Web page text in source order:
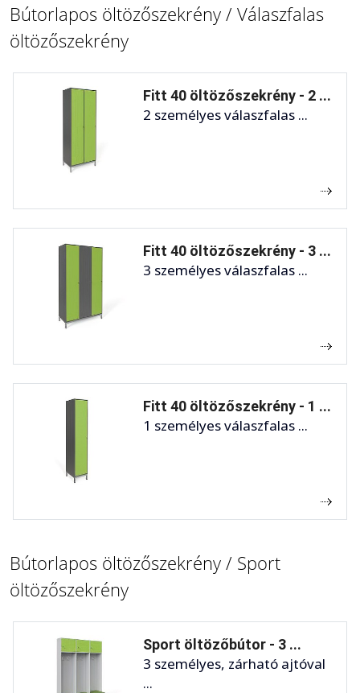
Bútorlapos öltözőszekrény / Válaszfalas
öltözőszekrény
Fitt 40 öltözőszekrény - 2 ...
2 személyes válaszfalas ...
Fitt 40 öltözőszekrény - 3 ...
3 személyes válaszfalas ...
Fitt 40 öltözőszekrény - 1 ...
1 személyes válaszfalas ...
Bútorlapos öltözőszekrény / Sport
öltözőszekrény
Sport öltözőbútor - 3 ...
3 személyes, zárható ajtóval
...